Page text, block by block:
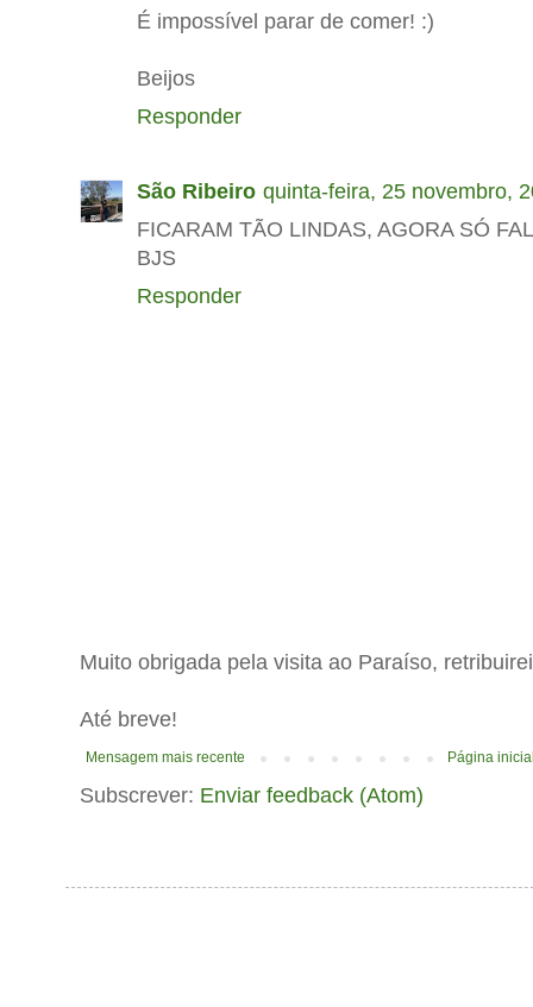
É impossível parar de comer! :)
Beijos
Responder
São Ribeiro quinta-feira, 25 novembro,
FICARAM TÃO LINDAS, AGORA SÓ
BJS
Responder
Muito obrigada pela visita ao Paraíso,
Até breve!
Mensagem mais recente Página
Subscrever: Enviar feedback (Atom)